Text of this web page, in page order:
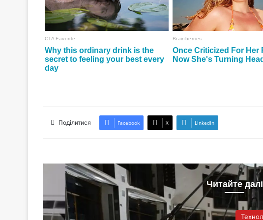
Поділитися Facebook X LinkedIn
Читайте далі
Технології